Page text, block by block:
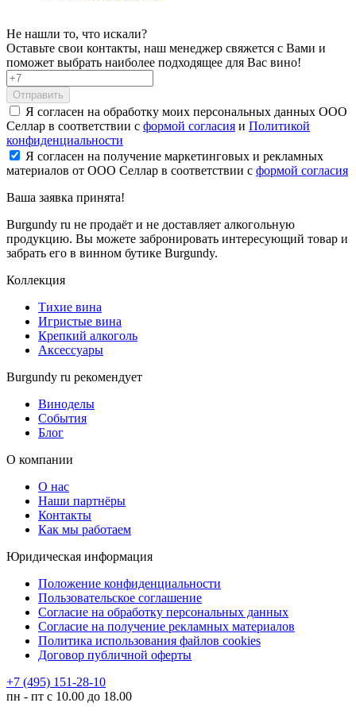
Не нашли то, что искали?
Оставьте свои контакты, наш менеджер свяжется с Вами и
поможет выбрать наиболее подходящее для Вас вино!
Отправить
Я согласен на обработку моих персональных данных ООО
Селлар в соответствии с формой согласия и Политикой
конфиденциальности
Я согласен на получение маркетинговых и рекламных
материалов от ООО Селлар в соответствии с формой согласия
Ваша заявка принята!
Burgundy ru не продаёт и не доставляет алкогольную
продукцию. Вы можете забронировать интересующий товар и
забрать его в винном бутике Burgundy.
Коллекция
Тихие вина
Игристые вина
Крепкий алкоголь
Аксессуары
Burgundy ru рекомендует
Виноделы
События
Блог
О компании
О нас
Наши партнёры
Контакты
Как мы работаем
Юридическая информация
Положение конфиденциальности
Пользовательское соглашение
Согласие на обработку персональных данных
Согласие на получение рекламных материалов
Политика использования файлов cookies
Договор публичной оферты
+7 (495) 151-28-10
пн - пт с 10.00 до 18.00